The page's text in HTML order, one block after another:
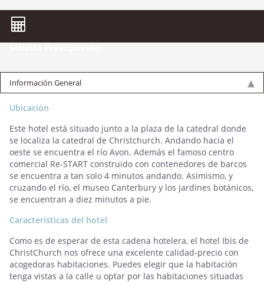
Información General
Ubicación
Este hotel está situado junto a la plaza de la catedral donde
se localiza la catedral de Christchurch. Andando hacia el
oeste se encuentra el río Avon. Además el famoso centro
comercial Re-START construido con contenedores de barcos
se encuentra a tan solo 4 minutos andando. Asimismo, y
cruzando el río, el museo Canterbury y los jardines botánicos,
se encuentran a diez minutos a pie.
Características del hotel
Como es de esperar de esta cadena hotelera, el hotel Ibis de
ChristChurch nos ofrece una excelente calidad-precio con
acogedoras habitaciones. Puedes elegir que la habitación
tenga vistas a la calle u optar por las habitaciones situadas